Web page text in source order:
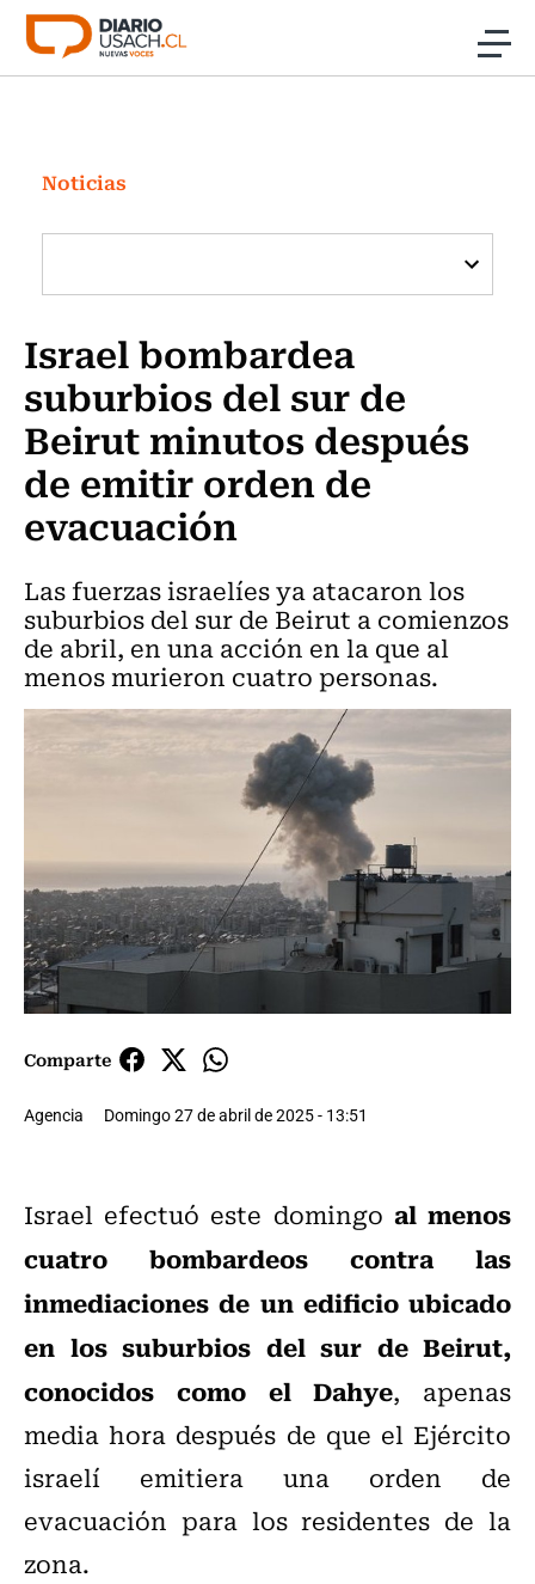
Click acá para ir directamente al contenido
Investigación
Cultura
Programas Radio y TV Usach
Noticias
Israel bombardea
suburbios del sur de
Beirut minutos después
de emitir orden de
evacuación
Las fuerzas israelíes ya atacaron los
suburbios del sur de Beirut a comienzos
de abril, en una acción en la que al
menos murieron cuatro personas.
Comparte
Agencia Domingo 27 de abril de 2025 - 13:51
Israel efectuó este domingo al menos
cuatro bombardeos contra las
inmediaciones de un edificio ubicado
en los suburbios del sur de Beirut,
conocidos como el Dahye, apenas
media hora después de que el Ejército
israelí emitiera una orden de
evacuación para los residentes de la
zona.